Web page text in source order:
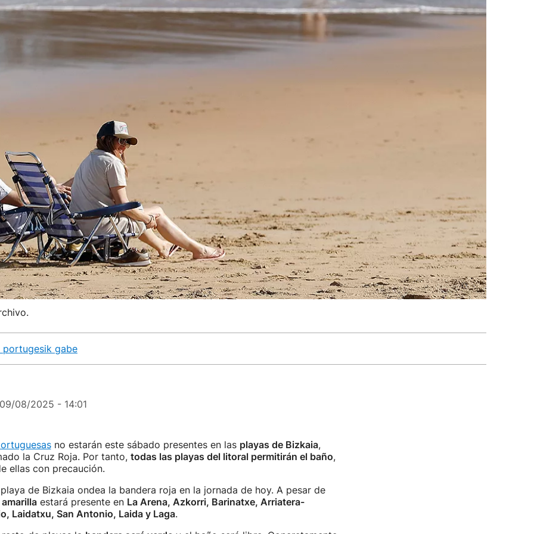
portugesik gabe
09/08/2025 - 14:01
no estarán este sábado presentes en las playas de Bizkaia,
la Cruz Roja. Por tanto, todas las playas del litoral permitirán el baño,
ellas con precaución.
de Bizkaia ondea la bandera roja en la jornada de hoy. A pesar de
estará presente en La Arena, Azkorri, Barinatxe, Arriatera-
Laidatxu, San Antonio, Laida y Laga.